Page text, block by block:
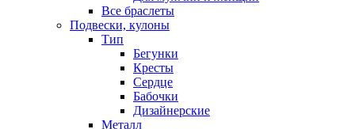
Все браслеты
Подвески, кулоны
Тип
Бегунки
Кресты
Сердце
Бабочки
Дизайнерские
Металл